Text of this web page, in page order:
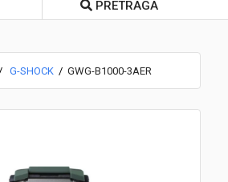
PRETRAGA
G-SHOCK GWG-B1000-3AER